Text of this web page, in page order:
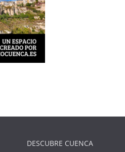
DESCUBRE CUENCA